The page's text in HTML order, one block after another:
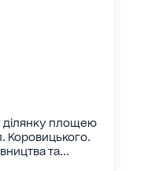
ділянку площею
Коровицького.
та...